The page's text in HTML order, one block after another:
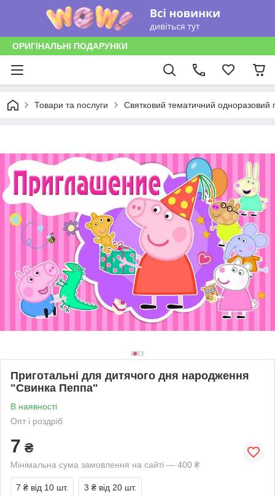
ОРИГІНАЛЬНІ ПОДАРУНКИ
Товари та послуги Святковий тематичний одноразовий
Приготальні для дитячого дня народження
"Свинка Пеппа"
В наявності
Опт і роздріб
7 ₴
Мінімальна сума замовлення на сайті — 400 ₴
7 ₴ від 10 шт. 3 ₴ від 20 шт.